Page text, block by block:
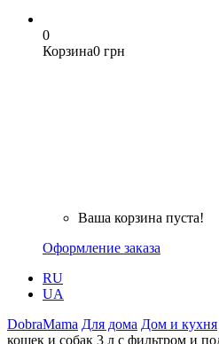
0
Корзина0 грн
Ваша корзина пуста!
Оформление заказа
RU
UA
DobraMama Для дома Дом и кухня
кошек и собак 3 л с фильтром и